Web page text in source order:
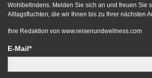
Wohlbefindens. Melden Sie sich an und freuen Sie
Alltagsfluchten, die wir Ihnen bis zu Ihrer nächsten
Ihre Redaktion von www.reisenundwellness.com
E-Mail*